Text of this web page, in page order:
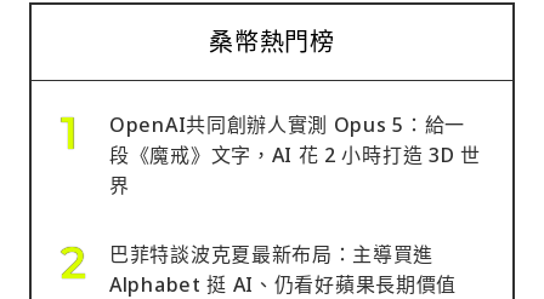
桑幣熱門榜
OpenAI共同創辦人實測 Opus 5：給一
段《魔戒》文字，AI 花 2 小時打造 3D 世
界
巴菲特談波克夏最新布局：主導買進
Alphabet 挺 AI、仍看好蘋果長期價值